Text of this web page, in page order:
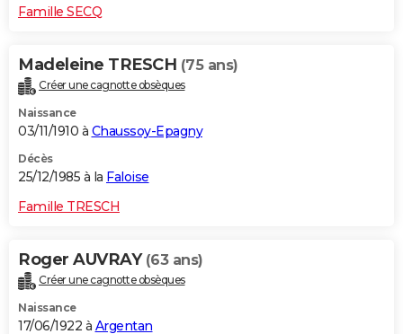
Famille SECQ
Madeleine TRESCH (75 ans)
Créer une cagnotte obsèques
Naissance
03/11/1910 à Chaussoy-Epagny
Décès
25/12/1985 à la Faloise
Famille TRESCH
Roger AUVRAY (63 ans)
Créer une cagnotte obsèques
Naissance
17/06/1922 à Argentan